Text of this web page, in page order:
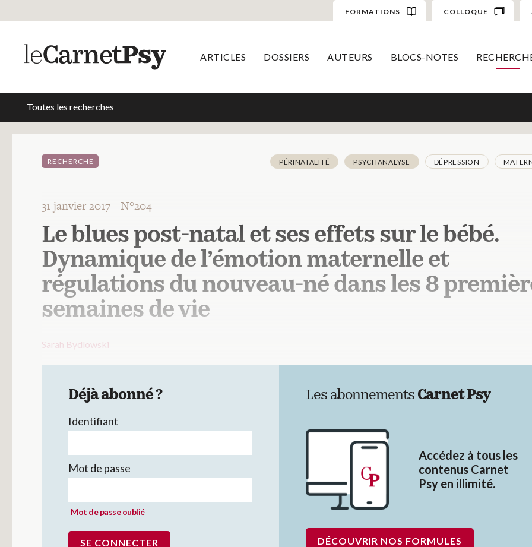
FORMATIONS COLLOQUE
ARTICLES DOSSIERS AUTEURS BLOCS-NOTES
Toutes les recherches
RECHERCHE PÉRINATALITÉ PSYCHANALYSE DÉPRESSION
31 janvier 2017 - N°204
Le blues post-natal et ses effets sur le bébé.
Dynamique de l’émotion maternelle et
régulations du nouveau-né dans les 8
semaines de vie
Sarah Bydlowski
Déjà abonné ?
Identifiant
Mot de passe
Mot de passe oublié
Les abonnements Carnet Psy
Accédez à tous les
contenus Carnet
Psy en illimité.
DÉCOUVRIR NOS FORMULES